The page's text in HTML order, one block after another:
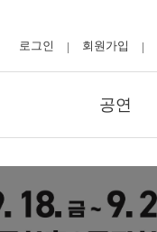
로그인 | 회원가입 |
공연